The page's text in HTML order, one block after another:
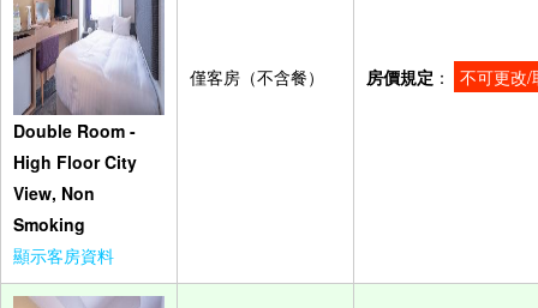
Double Room -
High Floor City
View, Non
Smoking
顯示客房資料
僅客房（不含餐） 房價規定 ： 不可更改/